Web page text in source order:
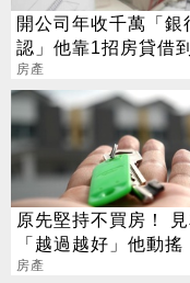
開公司年收千萬「銀
認」他靠1招房貸借
網讚：很棒了
房產
原先堅持不買房！
「越過越好」他動搖
不是錯過好時機
房產